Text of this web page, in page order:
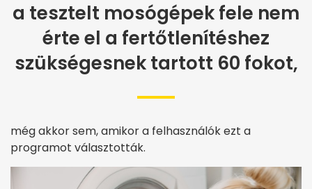
a tesztelt mosógépek fele nem
érte el a fertőtlenítéshez
szükségesnek tartott 60 fokot,
még akkor sem, amikor a felhasználók ezt a
programot választották.